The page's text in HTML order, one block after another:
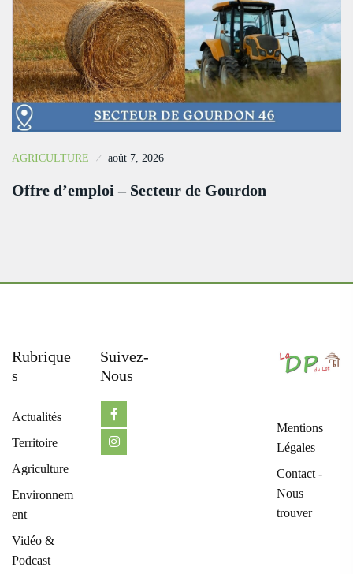
AGRICULTURE août 7, 2026
Offre d’emploi – Secteur de Gourdon
Rubrique
S
Actualités
Territoire
Agriculture
Environnem
ent
Vidéo &
Podcast
Suivez-
Nous
Mentions
Légales
Contact -
Nous
trouver